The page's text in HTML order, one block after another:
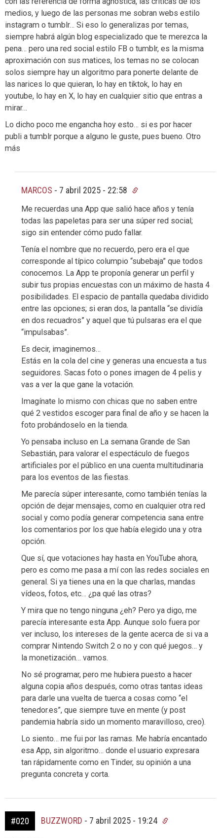
medios, y luego de las personas me sobran webs estilo
instagram o tumblr… Si eso lo generalizas por temas,
siempre habrá algún blog especializado que te merezca la
pena… pero una red social estilo FB o tumblr, es la misma
aproximación con sus matices, los temas no se colocan
solos siempre hay un algoritmo para ponerte delante de
las narices lo que quieran, lo hay en tiktok, lo hay en
youtube, lo hay en X, lo hay en cualquier sitio que entras a
mirar…
Lo dicho poco me engancha hoy esto… si es por hacer
publi a tumblr porque a alguno le guste, pues bueno. Otro
más
MARCOS - 7 abril 2025 - 22:58
Me recuerdas una App que salió hace años y tenía
todas las papeletas para ser una súper red social;
sigo sin entender cómo pudo fallar.
Tenía el nombre que no recuerdo, pero era el que
corresponde al típico columpio “subebaja” que todos
conocemos. La App te proponía generar un perfil y
subir tus propias encuestas con un máximo de hasta 4
posibilidades. El espacio de pantalla quedaba dividido
entre las opciones; si eran dos, la pantalla “se dividía
en dos recuadros” y aquel que tú pulsaras era el que
“impulsabas”.
Es decir, imaginemos…
Estás en la cola del cine y generas una encuesta a tus
seguidores. Sacas foto o pones imagen de 4 pelis y
vas a ver la que gane la votación.
Imagínate lo mismo con chicas que no saben entre
qué 2 vestidos escoger para final de año y se hacen la
foto probándoselo en la tienda.
Yo pensaba incluso en La semana Grande de San
Sebastián, para valorar el espectáculo de fuegos
artificiales por el público en una cuenta multitudinaria
para los eventos de las fiestas.
Me parecía súper interesante, como también tenías la
opción de dejar mensajes, como en cualquier otra red
social y como podía generar competencia sana entre
los comentarios por los que había elegido una y otra
opción.
Que sí, que votaciones hay hasta en YouTube ahora,
pero es como me pasa a mí con las redes sociales en
general. Si ya tienes una en la que charlas, mandas
vídeos, fotos, etc… ¿pa qué las otras?
Y mira que no tengo ninguna ¿eh? Pero ya digo, me
parecía interesante esta App. Aunque solo fuera por
ver incluso, los intereses de la gente acerca de si va a
comprar Nintendo Switch 2 o no y con qué juegos… y
la monetización… vamos.
No sé programar, pero me hubiera puesto a hacer
alguna copia años después, como otras tantas ideas
para darle una vuelta de tuerca a cosas como “el
tenedor.es”, que siempre tuve en mente (y post
pandemia habría sido un momento maravilloso, creo).
Lo siento… me fui por las ramas. Me habría encantado
esa App, sin algoritmo… donde el usuario expresara
tan rápidamente como en Tinder, su opinión a una
pregunta concreta y corta.
#020 BUZZWORD - 7 abril 2025 - 19:24